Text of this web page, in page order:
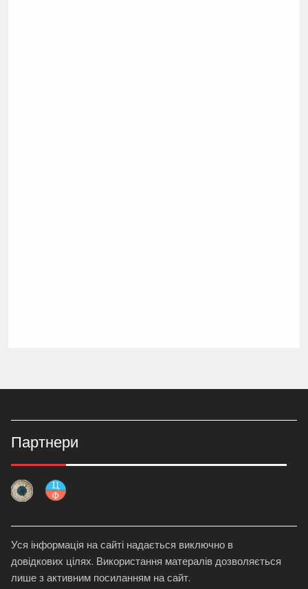
Партнери
Уся інформація на сайті надається виключно в
довідкових цілях. Використання матералів дозволяється
лише з активним посиланням на сайт.